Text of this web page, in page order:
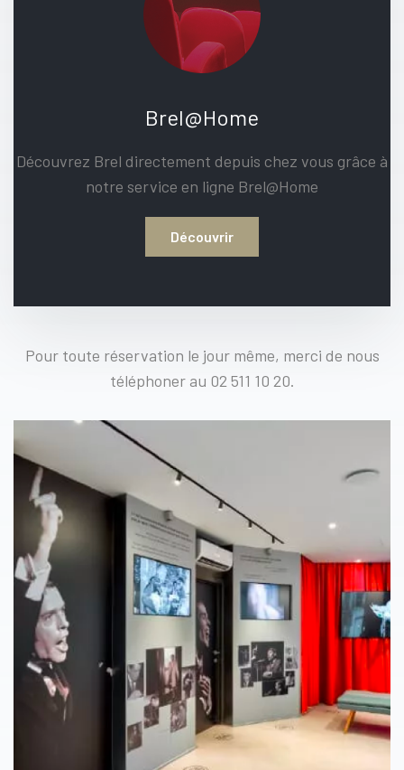
Brel@Home
Découvrez Brel directement depuis chez vous grâce à
notre service en ligne Brel@Home
Découvrir
Pour toute réservation le jour même, merci de nous
téléphoner au 02 511 10 20.